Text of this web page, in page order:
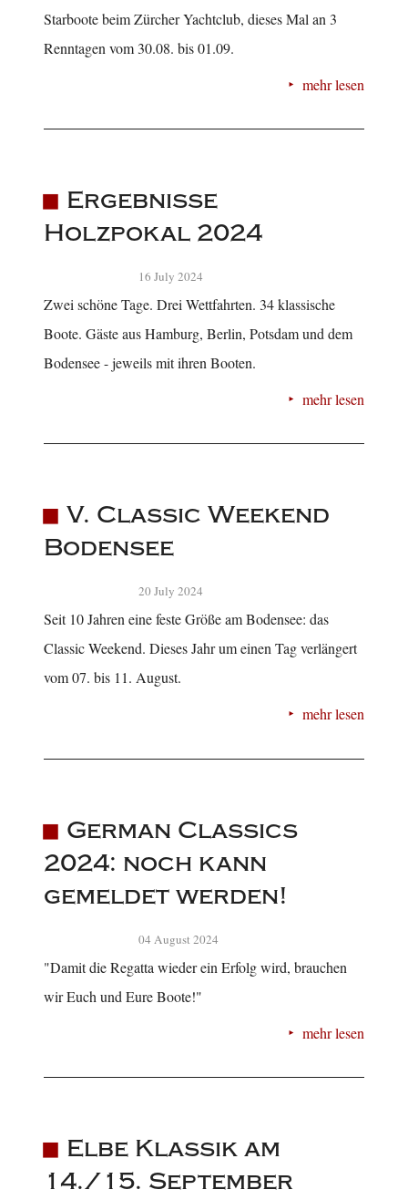
Starboote beim Zürcher Yachtclub, dieses Mal an 3
Renntagen vom 30.08. bis 01.09.
mehr lesen
Ergebnisse
Holzpokal 2024
16 July 2024
Zwei schöne Tage. Drei Wettfahrten. 34 klassische
Boote. Gäste aus Hamburg, Berlin, Potsdam und dem
Bodensee - jeweils mit ihren Booten.
mehr lesen
V. Classic Weekend
Bodensee
20 July 2024
Seit 10 Jahren eine feste Größe am Bodensee: das
Classic Weekend. Dieses Jahr um einen Tag verlängert
vom 07. bis 11. August.
mehr lesen
German Classics
2024: noch kann
gemeldet werden!
04 August 2024
"Damit die Regatta wieder ein Erfolg wird, brauchen
wir Euch und Eure Boote!"
mehr lesen
Elbe Klassik am
14./15. September